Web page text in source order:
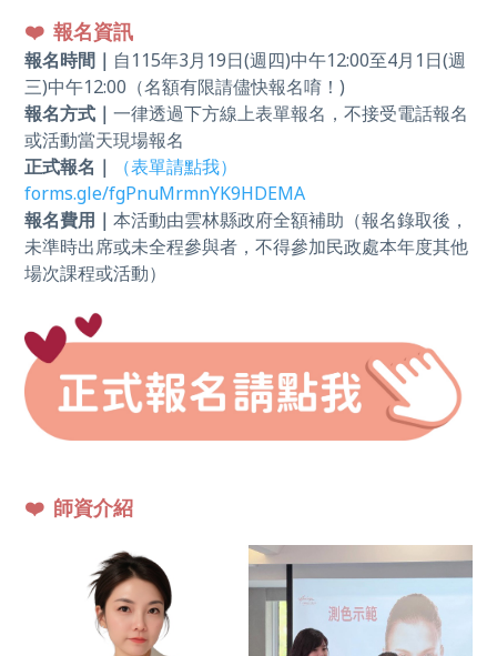
❤️ 報名資訊
報名時間｜ 自115年3月19日(週四)中午12:00至4月1日(週
三)中午12:00（名額有限請儘快報名唷！)
報名方式｜一律透過下方線上表單報名，不接受電話報名
或活動當天現場報名
正式報名｜
（表單請點我）
forms.gle/fgPnuMrmnYK9HDEMA
報名費用｜本活動由雲林縣政府全額補助（報名錄取後，
未準時出席或未全程參與者，不得參加民政處本年度其他
場次課程或活動）
❤️ 師資介紹